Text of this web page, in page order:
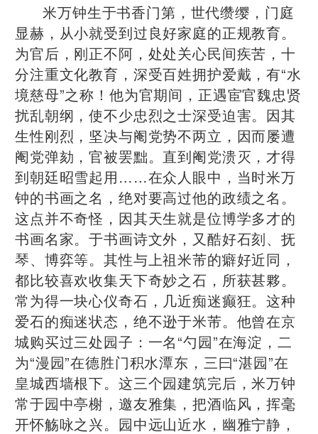
米万钟生于书香门第，世代缵缨，门庭
显赫，从小就受到过良好家庭的正规教育。
为官后，刚正不阿，处处关心民间疾苦，十
分注重文化教育，深受百姓拥护爱戴，有“水
境慈母”之称！他为官期间，正遇宦官魏忠贤
扰乱朝纲，使不少忠烈之士深受迫害。因其
生性刚烈，坚决与阉党势不两立，因而屡遭
阉党弹劾，官被罢黜。直到阉党溃灭，才得
到朝廷昭雪起用……在众人眼中，当时米万
钟的书画之名，绝对要高过他的政绩之名。
这点并不奇怪，因其天生就是位博学多才的
书画名家。于书画诗文外，又酷好石刻、抚
琴、博弈等。其性与上祖米芾的癖好近同，
都比较喜欢收集天下奇妙之石，所获甚夥。
常为得一块心仪奇石，几近痴迷癫狂。这种
爱石的痴迷状态，绝不逊于米芾。他曾在京
城购买过三处园子：一名“勺园”在海淀，二
为“漫园”在德胜门积水潭东，三曰“湛园”在
皇城西墙根下。这三个园建筑完后，米万钟
常于园中亭榭，邀友雅集，把酒临风，挥毫
开怀觞咏之兴。园中远山近水，幽雅宁静，